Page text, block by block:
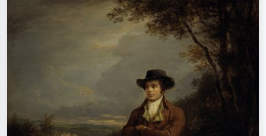
impressionism, Hokusai-våg, naken.
oljemålning, stående naken bredvid ett
träd.